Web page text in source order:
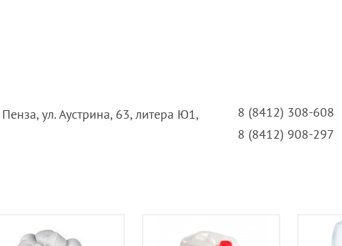
ул. Аустрина, 63, литера Ю1,
8 (8412) 308-608
8 (8412) 908-297